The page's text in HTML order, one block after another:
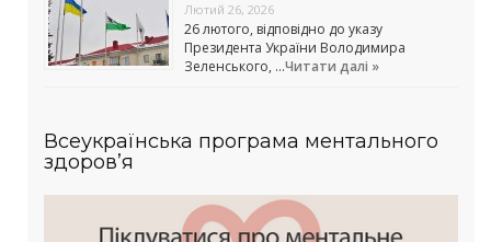
Лютий 26, 2026
26 лютого, відповідно до указу
Президента України Володимира
Зеленського, …Читати далі »
Всеукраїнська програма ментального
здоров’я